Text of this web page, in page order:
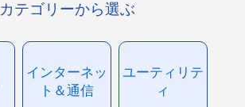
カテゴリーから選ぶ
インターネッ
ト＆通信
ユーティリテ
ィ